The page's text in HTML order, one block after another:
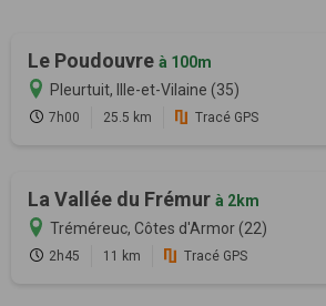
Le Poudouvre à 100m
Pleurtuit, Ille-et-Vilaine (35)
7h00 25.5 km Tracé GPS
La Vallée du Frémur à 2km
Tréméreuc, Côtes d'Armor (22)
2h45 11 km Tracé GPS